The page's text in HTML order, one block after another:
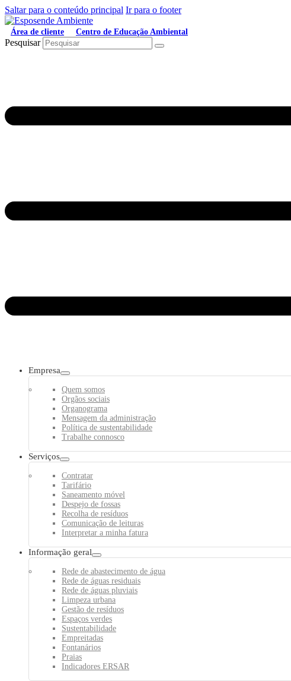
Saltar para o conteúdo principal Ir para o footer
Área de cliente Centro de Educação Ambiental
Pesquisar
Empresa
Quem somos
Orgãos sociais
Organograma
Mensagem da administração
Política de sustentabilidade
Trabalhe connosco
Serviços
Contratar
Tarifário
Saneamento móvel
Despejo de fossas
Recolha de resíduos
Comunicação de leituras
Interpretar a minha fatura
Informação geral
Rede de abastecimento de água
Rede de águas residuais
Rede de águas pluviais
Limpeza urbana
Gestão de resíduos
Espaços verdes
Sustentabilidade
Empreitadas
Fontanários
Praias
Indicadores ERSAR